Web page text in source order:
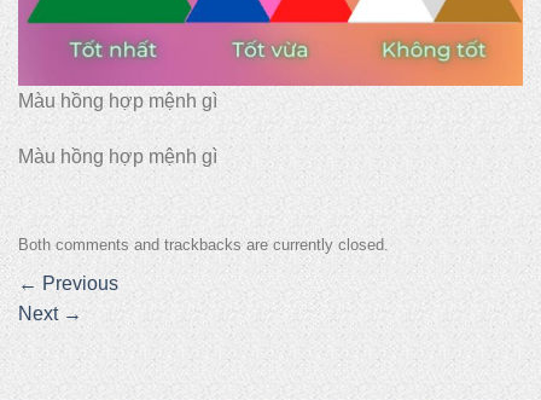
Màu hồng hợp mệnh gì
Màu hồng hợp mệnh gì
Both comments and trackbacks are currently closed.
← Previous
Next →